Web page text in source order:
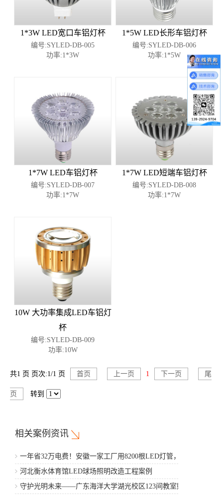
1*3W LED宽口车铝灯杯
编号:SYLED-DB-005
功率:1*3W
1*5W LED长形车铝灯杯
编号:SYLED-DB-006
功率:1*5W
1*7W LED车铝灯杯
编号:SYLED-DB-007
功率:1*7W
1*7W LED短端车铝灯杯
编号:SYLED-DB-008
功率:1*7W
10W 大功率集成LED车铝灯
杯
编号:SYLED-DB-009
功率:10W
共1 页 页次:1/1 页 首页 上一页 1 下一页 尾
页 转到
相关案例资讯
一年省32万电费！安徽一家工厂用8200根LED灯管，5年省
出一辆豪车
河北衡水体育馆LED球场照明改造工程案例
守护光明未来——广东海洋大学湖光校区123间教室照明改